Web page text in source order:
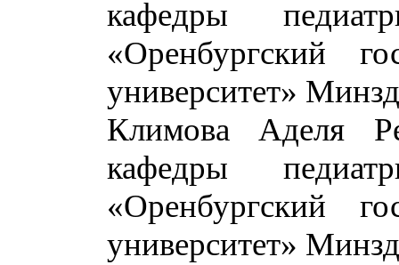
кафедры
«Оренбургский
университет»
Климова Аделя
кафедры
«Оренбургский
университет»